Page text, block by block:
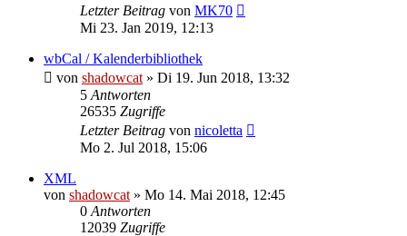
Letzter Beitrag von MK70
Mi 23. Jan 2019, 12:13
wbCal / Kalenderbibliothek
von shadowcat » Di 19. Jun 2018, 13:32
5 Antworten
26535 Zugriffe
Letzter Beitrag von nicoletta
Mo 2. Jul 2018, 15:06
XML
von shadowcat » Mo 14. Mai 2018, 12:45
0 Antworten
12039 Zugriffe